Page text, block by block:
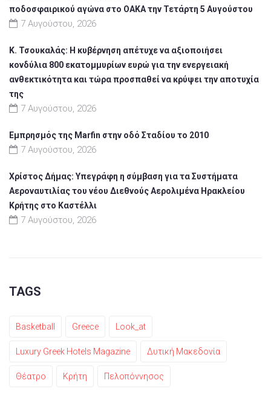
ποδοσφαιρικού αγώνα στο ΟΑΚΑ την Τετάρτη 5 Αυγούστου
7 Αυγούστου, 2026
Κ. Τσουκαλάς: Η κυβέρνηση απέτυχε να αξιοποιήσει
κονδύλια 800 εκατομμυρίων ευρώ για την ενεργειακή
ανθεκτικότητα και τώρα προσπαθεί να κρύψει την αποτυχία
της
7 Αυγούστου, 2026
Εμπρησμός της Marfin στην οδό Σταδίου το 2010
7 Αυγούστου, 2026
Χρίστος Δήμας: Υπεγράφη η σύμβαση για τα Συστήματα
Αεροναυτιλίας του νέου Διεθνούς Αερολιμένα Ηρακλείου
Κρήτης στο Καστέλλι
7 Αυγούστου, 2026
TAGS
Basketball Greece Look_at
Luxury Greek Hotels Magazine Δυτική Μακεδονία
Θέατρο Κρήτη Πελοπόννησος